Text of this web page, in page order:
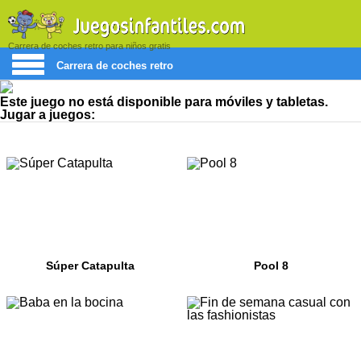
Carrera de coches retro para niños gratis
Carrera de coches retro
Este juego no está disponible para móviles y tabletas.
Jugar a juegos:
Súper Catapulta Pool 8